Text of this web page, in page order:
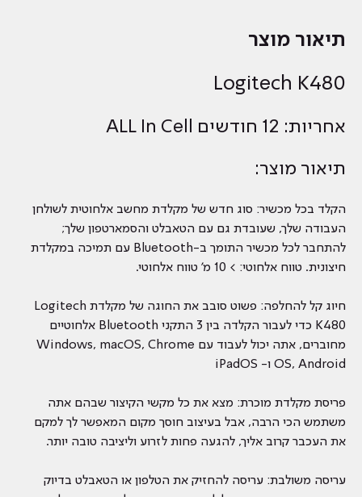
תיאור מוצר
Logitech K480
אחריות: 12 חודשים ALL In Cell
תיאור מוצר:
הקלד בכל מכשיר: סוג חדש של מקלדת מחשב אלחוטית לשולחן
העבודה שלך, שעובדת גם עם הטאבלט והסמארטפון שלך;
להתחבר לכל מכשיר התומך ב-Bluetooth עם תמיכה במקלדת
חיצונית. טווח אלחוטי: > 10 מ' טווח אלחוטי.
חיוג קל להחלפה: פשוט סובב את החוגה של מקלדת Logitech
K480 כדי לעבור הקלדה בין 3 התקני Bluetooth אלחוטיים
מחוברים, אתה יכול לעבוד עם Windows, macOS, Chrome
OS, Android ו- iPadOS
פריסת מקלדת מוכרת: מצא את כל מקשי הקיצור שבהם אתה
משתמש הכי הרבה, אבל בעיצוב חוסך מקום המאפשר לך למקם
את העכבר קרוב אליך, להגעה פחות לזרוע וליציבה טובה יותר.
עריסה משולבת: עריסה להחזיק את הטלפון או הטאבלט בדיוק